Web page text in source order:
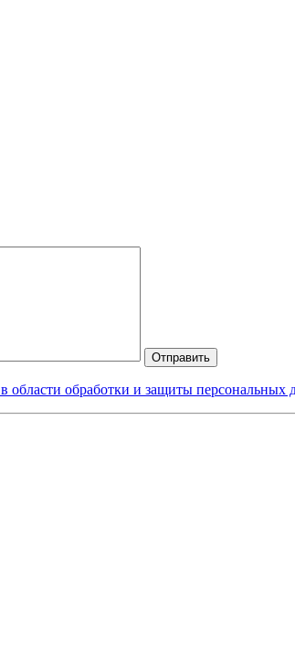
Отправить
области обработки и защиты персональных